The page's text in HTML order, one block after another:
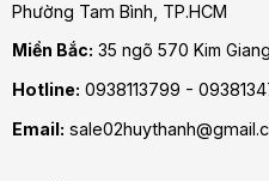
Phường Tam Bình , TP.HCM
Miền Bắc: 35 ngõ 570 Kim
Hotline: 0938113799 -
Email: